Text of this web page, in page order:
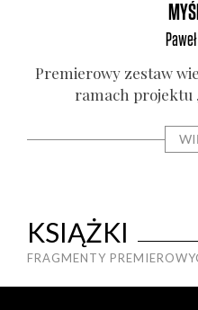
Paweł
Pre­mie­ro­wy zestaw
ramach pro­jek­tu
KSIĄŻKI
FRAGMENTY